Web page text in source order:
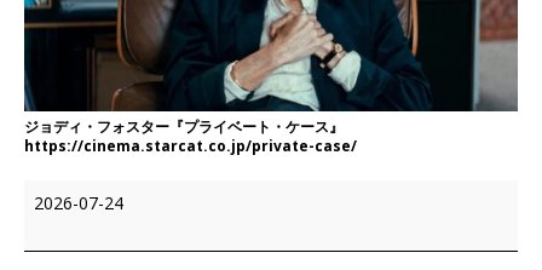
ジョディ・フォスター『プライベート・ケース』
https://cinema.starcat.co.jp/private-case/
2026-07-24